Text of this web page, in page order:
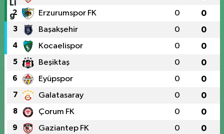
2 Erzurumspor FK 0 0
3 Başakşehir 0 0
4 Kocaelispor 0 0
5 Beşiktaş 0 0
6 Eyüpspor 0 0
7 Galatasaray 0 0
8 Çorum FK 0 0
9 Gaziantep FK 0 0